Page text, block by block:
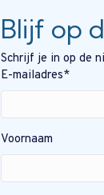
Blijf op
Schrijf je in op de
E-mailadres*
Voornaam